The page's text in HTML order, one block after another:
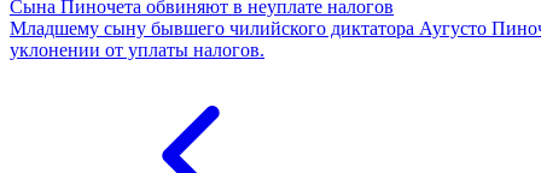
Сына Пиночета обвиняют в неуплате налогов
Младшему сыну бывшего чилийского диктатора Аугусто
уклонении от уплаты налогов.